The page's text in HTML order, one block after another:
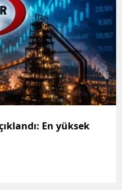
En yüksek